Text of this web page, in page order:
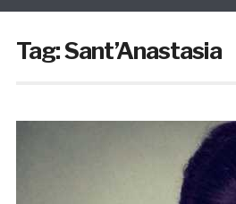
Tag:Sant’Anastasia